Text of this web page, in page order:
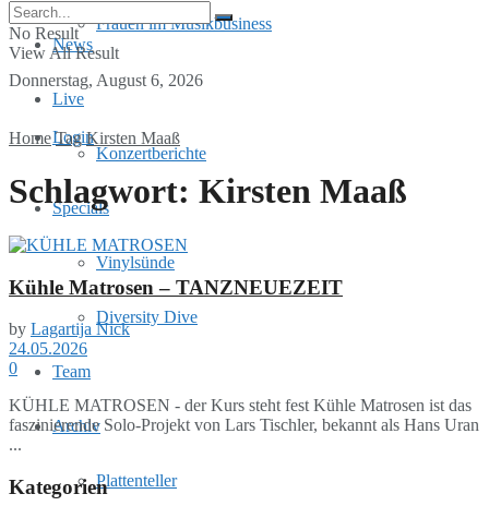
Frauen im Musikbusiness
Donnerstag, August 6, 2026
Login
News
Live
Konzertberichte
Specials
Vinylsünde
Diversity Dive
Team
Archiv
Plattenteller
No Result
View All Result
Home Tag Kirsten Maaß
Schlagwort: Kirsten Maaß
Kühle Matrosen – TANZNEUEZEIT
by Lagartija Nick
24.05.2026
0
KÜHLE MATROSEN - der Kurs steht fest Kühle Matrosen ist das
faszinierende Solo-Projekt von Lars Tischler, bekannt als Hans Uran
...
Kategorien